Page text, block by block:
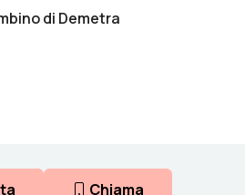
di Demetra
Chiama